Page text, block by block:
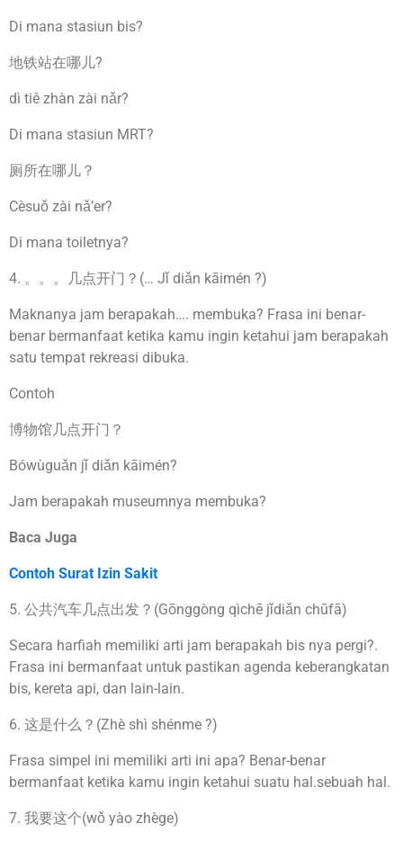
Di mana stasiun bis?
地铁站在哪儿?
dì tiě zhàn zài nǎr?
Di mana stasiun MRT?
厕所在哪儿？
Cèsuǒ zài nǎ’er?
Di mana toiletnya?
4. 。。。几点开门？(… Jǐ diǎn kāimén ?)
Maknanya jam berapakah…. membuka? Frasa ini benar-
benar bermanfaat ketika kamu ingin ketahui jam berapakah
satu tempat rekreasi dibuka.
Contoh
博物馆几点开门？
Bówùguǎn jǐ diǎn kāimén?
Jam berapakah museumnya membuka?
Baca Juga
Contoh Surat Izin Sakit
5. 公共汽车几点出发？(Gōnggòng qìchē jǐdiǎn chūfā)
Secara harfiah memiliki arti jam berapakah bis nya pergi?.
Frasa ini bermanfaat untuk pastikan agenda keberangkatan
bis, kereta api, dan lain-lain.
6. 这是什么？(Zhè shì shénme ?)
Frasa simpel ini memiliki arti ini apa? Benar-benar
bermanfaat ketika kamu ingin ketahui suatu hal.sebuah hal.
7. 我要这个(wǒ yào zhège)